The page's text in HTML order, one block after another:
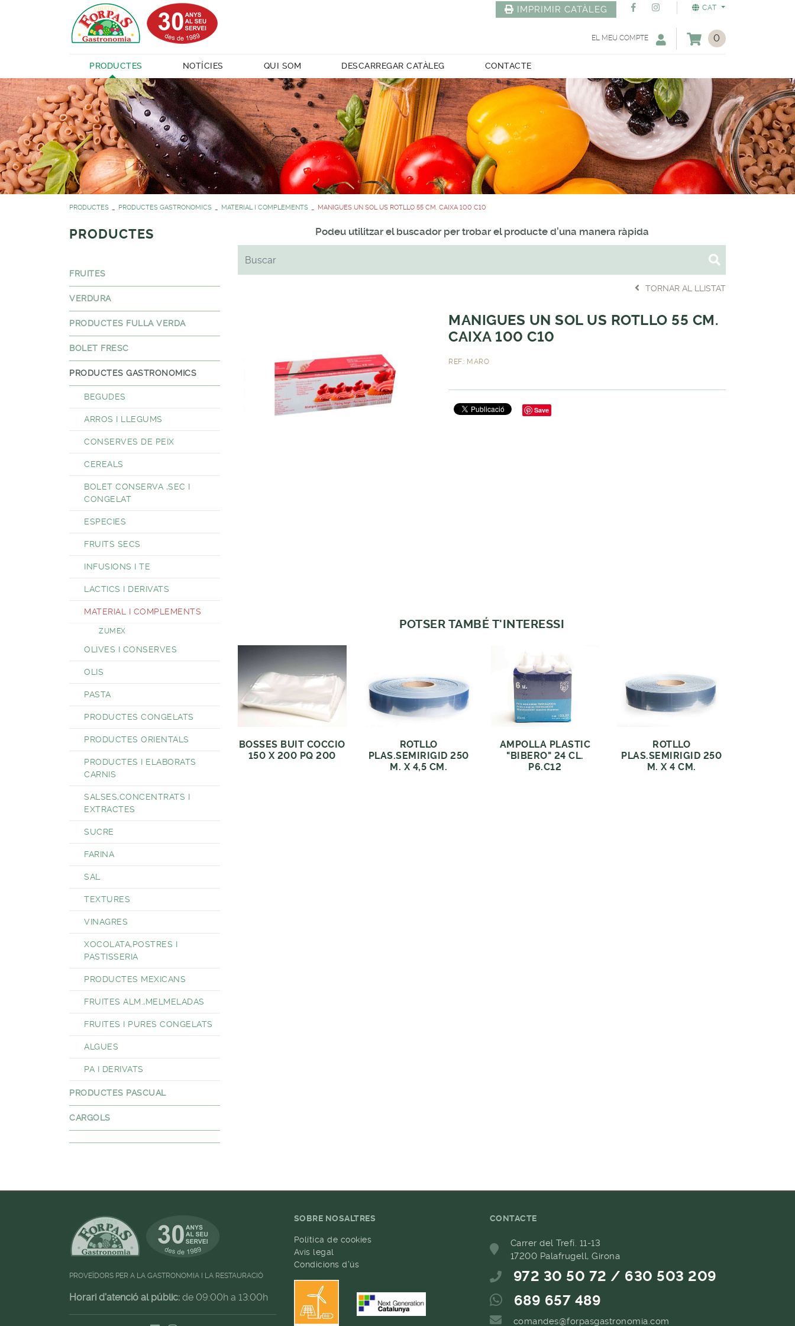
CAT
IMPRIMIR CATÀLEG
0
EL MEU COMPTE
PRODUCTES NOTÍCIES QUI SOM DESCARREGAR CATÀLEG CONTACTE
PRODUCTES PRODUCTES GASTRONOMICS MATERIAL I COMPLEMENTS MANIGUES UN SOL US ROTLLO 55 CM. CAIXA 100 C10
PRODUCTES
FRUITES
VERDURA
PRODUCTES FULLA VERDA
BOLET FRESC
PRODUCTES GASTRONOMICS
BEGUDES
ARROS I LLEGUMS
CONSERVES DE PEIX
CEREALS
BOLET CONSERVA ,SEC I
CONGELAT
ESPECIES
FRUITS SECS
INFUSIONS I TE
LACTICS I DERIVATS
MATERIAL I COMPLEMENTS
ZUMEX
OLIVES I CONSERVES
OLIS
PASTA
PRODUCTES CONGELATS
PRODUCTES ORIENTALS
PRODUCTES I ELABORATS
CARNIS
SALSES,CONCENTRATS I
EXTRACTES
SUCRE
FARINA
SAL
TEXTURES
VINAGRES
XOCOLATA,POSTRES I
PASTISSERIA
PRODUCTES MEXICANS
FRUITES ALM.,MELMELADAS
FRUITES I PURES CONGELATS
ALGUES
PA I DERIVATS
PRODUCTES PASCUAL
CARGOLS
Podeu utilitzar el buscador per trobar el producte d'una manera ràpida
TORNAR AL LLISTAT
MANIGUES UN SOL US ROTLLO 55 CM.
CAIXA 100 C10
REF.: MARO
Save
POTSER TAMBÉ T'INTERESSI
BOSSES BUIT COCCIO
150 X 200 PQ 200
ROTLLO
PLAS.SEMIRIGID 250
M. X 4,5 CM.
AMPOLLA PLASTIC
"BIBERO" 24 CL.
P6.C12
ROTLLO
PLAS.SEMIRIGID 250
M. X 4 CM.
PROVEÏDORS PER A LA GASTRONOMIA I LA RESTAURACIÓ
Horari d'atenció al públic: de 09:00h a 13:00h
SOBRE NOSALTRES
Política de cookies
Avís legal
Condicions d'ús
CONTACTE
Carrer del Trefí. 11-13
17200 Palafrugell, Girona
972 30 50 72 / 630 503 209
689 657 489
comandes@forpasgastronomia.com